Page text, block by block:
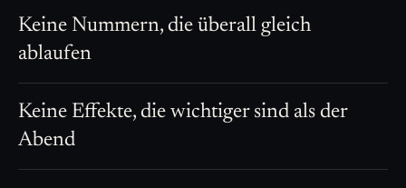
Keine Nummern, die überall gleich
ablaufen
Keine Effekte, die wichtiger sind als der
Abend